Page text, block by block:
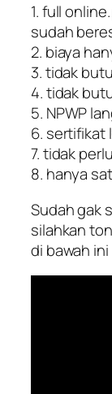
1. full
sudah
2. biaya
3. tidak
4. tidak
5. NPWP
6. sertifikat
7. tidak
8. hanya
Sudah gak
silahkan
di bawah ini